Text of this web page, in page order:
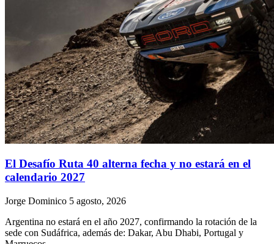
El Desafío Ruta 40 alterna fecha y no estará en el
calendario 2027
Jorge Dominico 5 agosto, 2026
Argentina no estará en el año 2027, confirmando la rotación de la
sede con Sudáfrica, además de: Dakar, Abu Dhabi, Portugal y